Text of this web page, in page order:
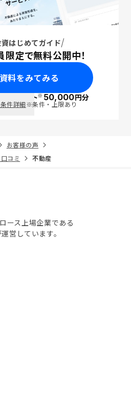
はじめてガイド
定で無料公開中！
料をみてみる
ポイント※50,000円分
件詳細※条件・上限あり
お客様の声
コミ
不動産
ース上場企業である
営しています。